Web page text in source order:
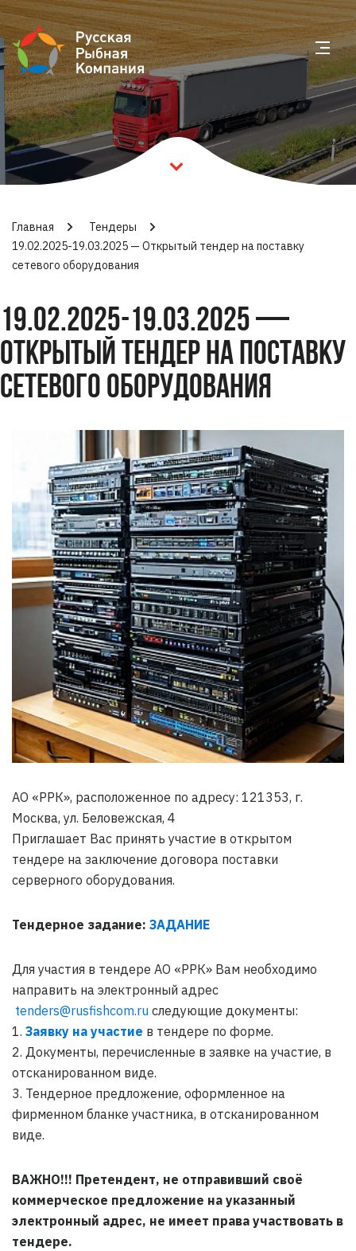
Главная
Тендеры
19.02.2025-19.03.2025 — Открытый тендер на поставку
сетевого оборудования
19.02.2025-19.03.2025 —
ОТКРЫТЫЙ ТЕНДЕР НА ПОСТАВКУ
СЕТЕВОГО ОБОРУДОВАНИЯ
АО «РРК», расположенное по адресу: 121353, г.
Москва, ул. Беловежская, 4
Приглашает Вас принять участие в открытом
тендере на заключение договора поставки
серверного оборудования.
Тендерное задание: ЗАДАНИЕ
Для участия в тендере АО «РРК» Вам необходимо
направить на электронный адрес
tenders@rusfishcom.ru следующие документы:
1. Заявку на участие в тендере по форме.
2. Документы, перечисленные в заявке на участие, в
отсканированном виде.
3. Тендерное предложение, оформленное на
фирменном бланке участника, в отсканированном
виде.
ВАЖНО!!! Претендент, не отправивший своё
коммерческое предложение на указанный
электронный адрес, не имеет права участвовать в
тендере.